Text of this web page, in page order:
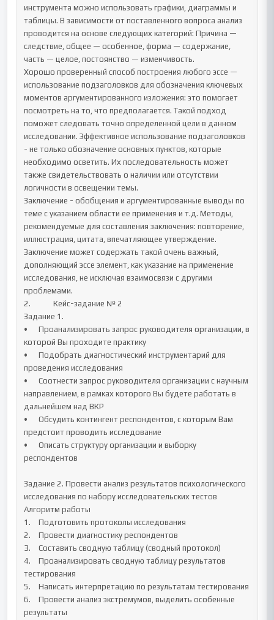
инструмента можно использовать графики, диаграммы и
таблицы. В зависимости от поставленного вопроса анализ
проводится на основе следующих категорий: Причина —
следствие, общее — особенное, форма — содержание,
часть — целое, постоянство — изменчивость.
Хорошо проверенный способ построения любого эссе —
использование подзаголовков для обозначения ключевых
моментов аргументированного изложения: это помогает
посмотреть на то, что предполагается. Такой подход
поможет следовать точно определенной цели в данном
исследовании. Эффективное использование подзаголовков
- не только обозначение основных пунктов, которые
необходимо осветить. Их последовательность может
также свидетельствовать о наличии или отсутствии
логичности в освещении темы.
Заключение - обобщения и аргументированные выводы по
теме с указанием области ее применения и т.д. Методы,
рекомендуемые для составления заключения: повторение,
иллюстрация, цитата, впечатляющее утверждение.
Заключение может содержать такой очень важный,
дополняющий эссе элемент, как указание на применение
исследования, не исключая взаимосвязи с другими
проблемами.
2.		Кейс-задание № 2
Задание 1.
•	Проанализировать запрос руководителя организации, в
которой Вы проходите практику
•	Подобрать диагностический инструментарий для
проведения исследования
•	Соотнести запрос руководителя организации с научным
направлением, в рамках которого Вы будете работать в
дальнейшем над ВКР
•	Обсудить контингент респондентов, с которым Вам
предстоит проводить исследование
•	Описать структуру организации и выборку
респондентов
Задание 2. Провести анализ результатов психологического
исследования по набору исследовательских тестов
Алгоритм работы
1.	Подготовить протоколы исследования
2.	Провести диагностику респондентов
3.	Составить сводную таблицу (сводный протокол)
4.	Проанализировать сводную таблицу результатов
тестирования
5.	Написать интерпретацию по результатам тестирования
6.	Провести анализ экстремумов, выделить особенные
результаты